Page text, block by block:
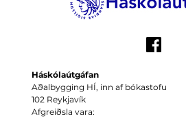
Háskólaútgáfan
Aðalbygging HÍ, inn af bókastofu
102 Reykjavík
Afgreiðsla vara: